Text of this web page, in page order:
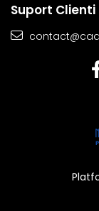
Suport Clienti